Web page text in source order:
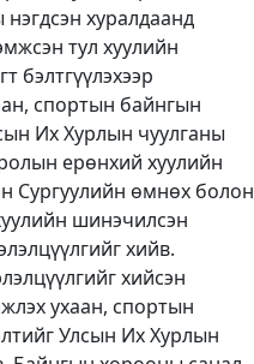
хуралдаанд
тул хуулийн
бэлтгүүлэхээр
спортын байнгын
Их Хурлын чуулганы
ерөнхий хуулийн
Сургуулийн өмнөх болон
шинэчилсэн
хийв.
хийсэн
ухаан, спортын
Улсын Их Хурлын